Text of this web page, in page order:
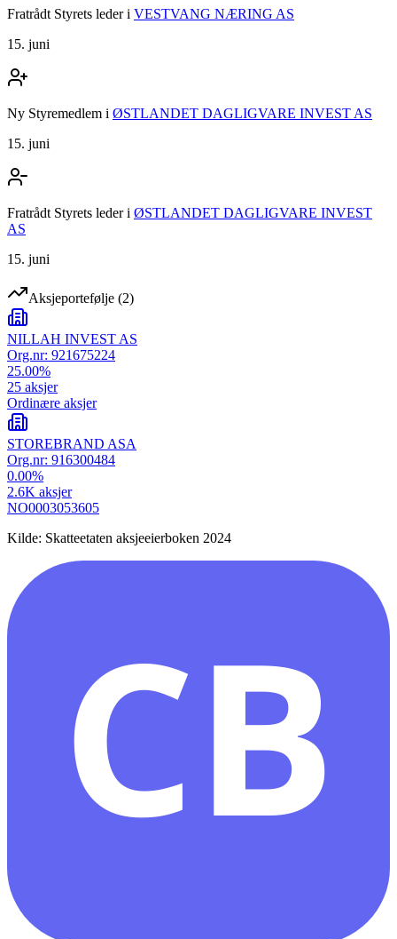
Fratrådt Styrets lederi VESTVANG NÆRING AS
15. juni
Ny Styremedlem i ØSTLANDET DAGLIGVARE INVEST AS
15. juni
Fratrådt Styrets lederi ØSTLANDET DAGLIGVARE INVEST
AS
15. juni
Aksjeportefølje (2)
NILLAH INVEST AS
Org.nr: 921675224
25.00%
25 aksjer
Ordinære aksjer
STOREBRAND ASA
Org.nr: 916300484
0.00%
2.6K aksjer
NO0003053605
Kilde: Skatteetaten aksjeeierboken 2024
CB